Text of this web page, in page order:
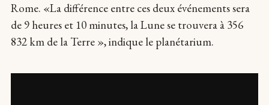
Rome. «La différence entre ces deux événements sera
de 9 heures et 10 minutes, la Lune se trouvera à 356
832 km de la Terre », indique le planétarium.